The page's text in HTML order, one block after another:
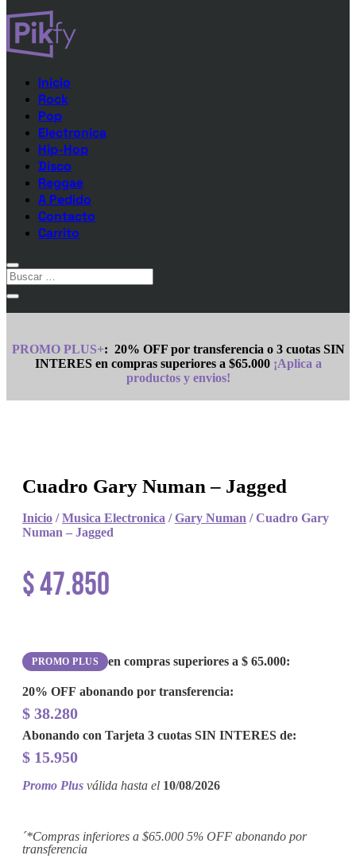
Inicio
Rock
Pop
Electronica
Hip-Hop
Disco
Reggae
A Pedido
Contacto
Carrito
PROMO PLUS+: 20% OFF por transferencia o 3 cuotas SIN
INTERES en compras superiores a $65.000¡Aplica a
productos y envios!
Cuadro Gary Numan – Jagged
Inicio /Musica Electronica /Gary Numan / Cuadro Gary
Numan – Jagged
$47.850
PROMO PLUS en compras superiores a $ 65.000:
20% OFF abonando por transferencia:
$ 38.280
Abonando con Tarjeta 3 cuotas SIN INTERES de:
$ 15.950
Promo Plus válida hasta el 10/08/2026
´*Compras inferiores a $65.000 5% OFF abonando por
transferencia